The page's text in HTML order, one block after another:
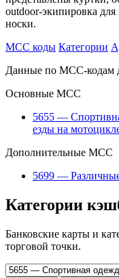
outdoor-экипировка
носки.
MCC коды Категории
Данные по MCC-кодам
Основные MCC
5655 —
езды на
Дополнительные MCC
5699 —
Категории
Банковские карты и
торговой точки.